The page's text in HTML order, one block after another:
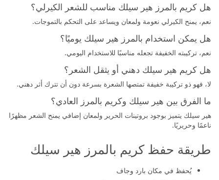
هل كريم بالمرز هير سيلك مناسب للشعر الكيرلي؟
نعم، يمنح الكيرلي نعومة ولمعان ويساعد على التحكم بالتموجات.
هل يمكن استخدام بالمرز هير سيلك يوميًا؟
نعم، تركيبته الخفيفة تجعله مناسبًا للاستخدام اليومي.
هل كريم هير سيلك دهني أو يثقل الشعر؟
لا، فهو ذو تركيبة خفيفة تمتصها الشعرة بسرعة دون أن تترك أثر دهني.
ما الفرق بين هير سيلك وكريم بالمرز العادي؟
هير سيلك يتميز بوجود بروتينات الحرير ولمعان إضافي يمنح الشعر مظهرًا
ناعمًا وحريريًا.
طريقة حفظ كريم بالمرز هير سيلك
يُحفظ في مكان بارد وجاف